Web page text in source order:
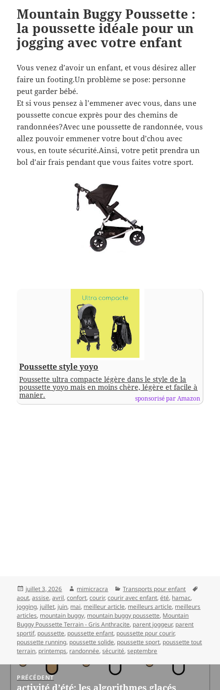
Mountain Buggy Poussette :
la poussette idéale pour un
jogging avec votre enfant
Vous venez d’avoir un enfant, et vous désirez aller
faire un footing.Un problème se pose: personne
peut garder bébé.
Et si vous pensez à l’emmener avec vous, dans une
poussette concue exprès pour des chemins de
randonnées?Avec une poussette de randonnée, vous
allez pouvoir emmener votre bout d’chou avec
vous, en toute sécurité.Ainsi, votre petit prendra un
bol d’air frais pendant que vous faites votre sport.
Poussette style yoyo
Poussette ultra compacte légère dans le style de la
poussette yoyo mais en moins chère, légère et facile à
manier.
sponsorisé par Amazon
Publié
le
juillet 3, 2026 Auteur
mimicracra Catégories
Transports pour enfant
aout,assise,avril,confort,courir,courir avec enfant,été, hamac,
jogging, juillet, juin, mai, meilleur article, meilleurs article, meilleurs
articles, mountain buggy, mountain buggy poussette, Mountain
Buggy Poussette Terrain - Gris Anthracite, parent joggeur, parent
sportif, poussette, poussette enfant, poussette pour courir,
poussette running, poussette solide, poussette sport, poussette tout
terrain, printemps, randonnée,sécurité,septembre
Navigation
PRÉCÉDENT
Article
activité d’été: les algorithmes glacés